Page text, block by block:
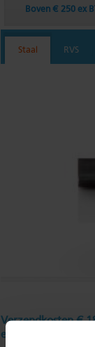
Boven € 250 ex
Staal RVS
Verzendkosten €
excl. BTW